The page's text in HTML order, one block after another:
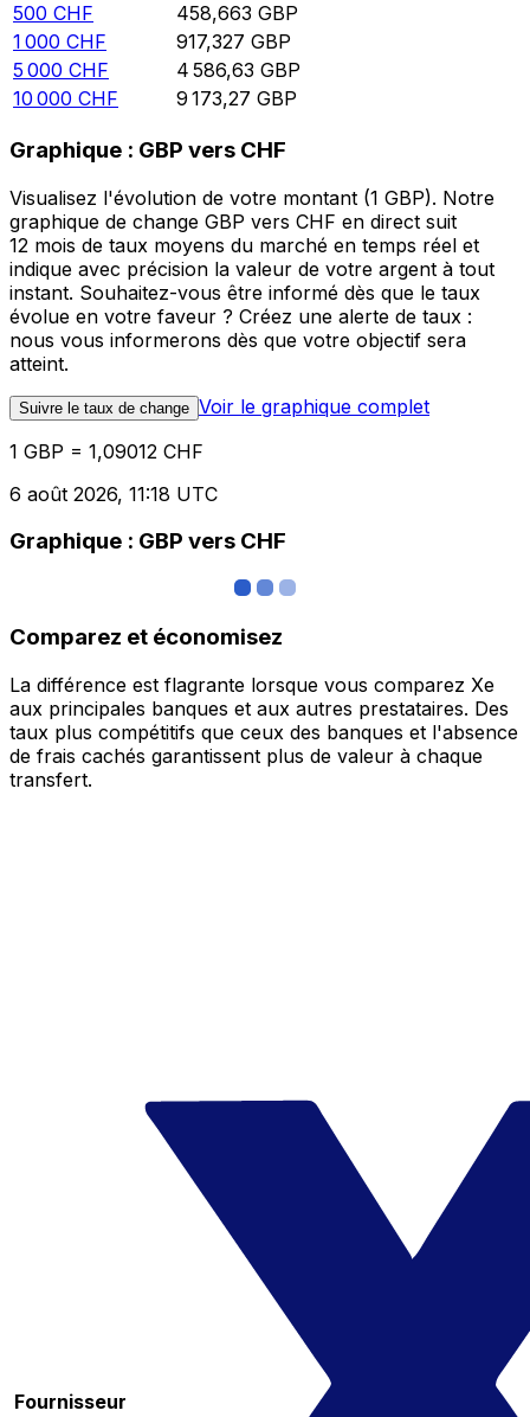
500 CHF 458,663 GBP
1 000 CHF 917,327 GBP
5 000 CHF 4 586,63 GBP
10 000 CHF 9 173,27 GBP
Graphique : GBP vers CHF
Visualisez l'évolution de votre montant (1 GBP). Notre
graphique de change GBP vers CHF en direct suit
12 mois de taux moyens du marché en temps réel et
indique avec précision la valeur de votre argent à tout
instant. Souhaitez-vous être informé dès que le taux
évolue en votre faveur ? Créez une alerte de taux :
nous vous informerons dès que votre objectif sera
atteint.
Suivre le taux de change Voir le graphique complet
1 GBP = 1,09012 CHF
6 août 2026, 11:18 UTC
Graphique : GBP vers CHF
Comparez et économisez
La différence est flagrante lorsque vous comparez Xe
aux principales banques et aux autres prestataires. Des
taux plus compétitifs que ceux des banques et l'absence
de frais cachés garantissent plus de valeur à chaque
transfert.
Fournisseur